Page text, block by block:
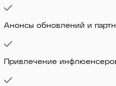
Анонсы обновлений и
Привлечение